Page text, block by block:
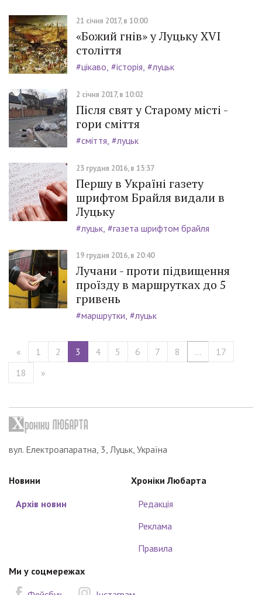
21 січня 2017, в 10:00
«Божий гнів» у Луцьку ХVI
століття
#цікаво #історія #луцьк
2 січня 2017, в 10:02
Після свят у Старому місті -
гори сміття
#сміття #луцьк
23 грудня 2016, в 15:37
Першу в Україні газету
шрифтом Брайля видали в
Луцьку
#луцьк #газета шрифтом брайля
19 грудня 2016, в 20:40
Лучани - проти підвищення
проїзду в маршрутках до 5
гривень
#маршрутки #луцьк
« 1 2 3 4 5 6 7 8 ...
17
18
»
вул. Електроапаратна, 3, Луцьк, Україна
Новини
Архів новин
Хроніки Любарта
Редакція
Реклама
Правила
Ми у соцмережах